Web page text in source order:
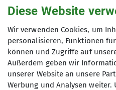
+49 1577 3089066
Anmeldung: E-mail:
Bei Rückfragen, Tel.:+49
Bitte beachten Sie
Teilnahmebedingungen
Diese Website
Wir verwenden Cookies, um
personalisieren, Funktionen
können und Zugriffe auf
Außerdem geben wir
unserer Website an unsere
Werbung und Analysen